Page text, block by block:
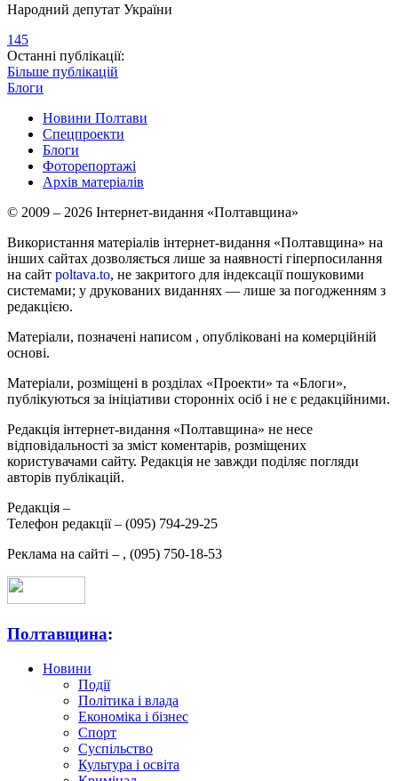
Народний депутат України
145
Останні публікації:
Більше публікацій
Блоги
Новини Полтави
Спецпроекти
Блоги
Фоторепортажі
Архів матеріалів
© 2009 – 2026 Інтернет-видання «Полтавщина»
Використання матеріалів інтернет-видання «Полтавщина» на
інших сайтах дозволяється лише за наявності гіперпосилання
на сайт poltava.to, не закритого для індексації пошуковими
системами; у друкованих виданнях — лише за погодженням з
редакцією.
Матеріали, позначені написом , опубліковані на комерційній
основі.
Матеріали, розміщені в розділах «Проекти» та «Блоги»,
публікуються за ініціативи сторонніх осіб і не є редакційними.
Редакція інтернет-видання «Полтавщина» не несе
відповідальності за зміст коментарів, розміщених
користувачами сайту. Редакція не завжди поділяє погляди
авторів публікацій.
Редакція –
Телефон редакції – (095) 794-29-25
Реклама на сайті – , (095) 750-18-53
Полтавщина:
Новини
Події
Політика і влада
Економіка і бізнес
Спорт
Суспільство
Культура і освіта